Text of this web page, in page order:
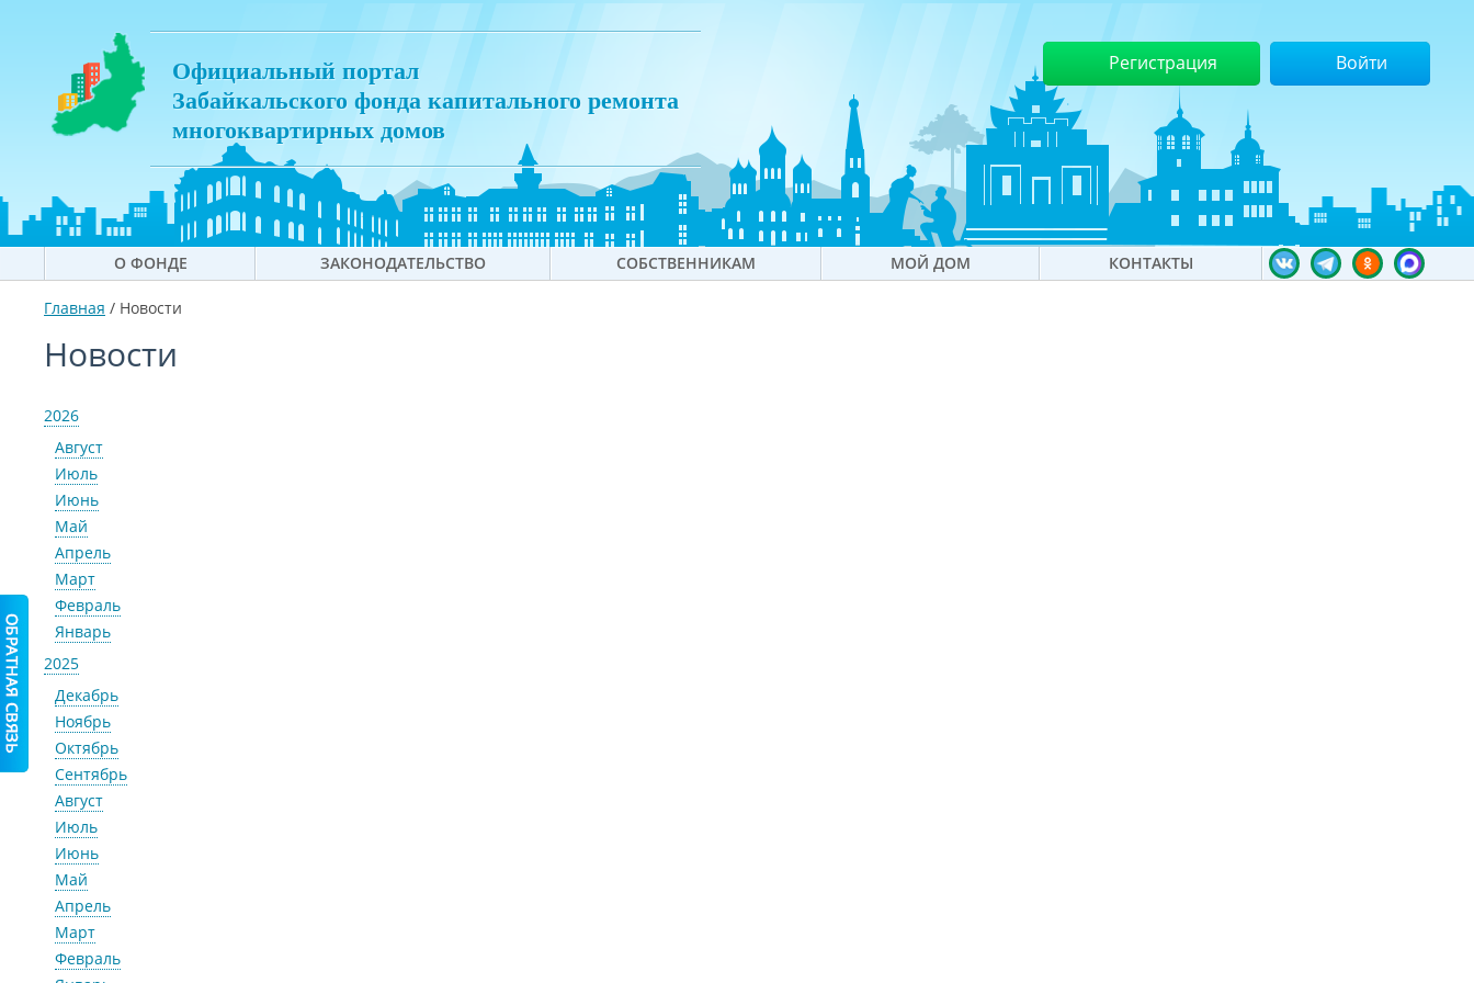
Официальный портал
Забайкальского фонда капитального ремонта
многоквартирных домов
Регистрация Войти
О ФОНДЕ ЗАКОНОДАТЕЛЬСТВО СОБСТВЕННИКАМ МОЙ ДОМ КОНТАКТЫ
Главная / Новости
Новости
2026
Август
Июль
Июнь
Май
Апрель
Март
Февраль
Январь
2025
Декабрь
Ноябрь
Октябрь
Сентябрь
Август
Июль
Июнь
Май
Апрель
Март
Февраль